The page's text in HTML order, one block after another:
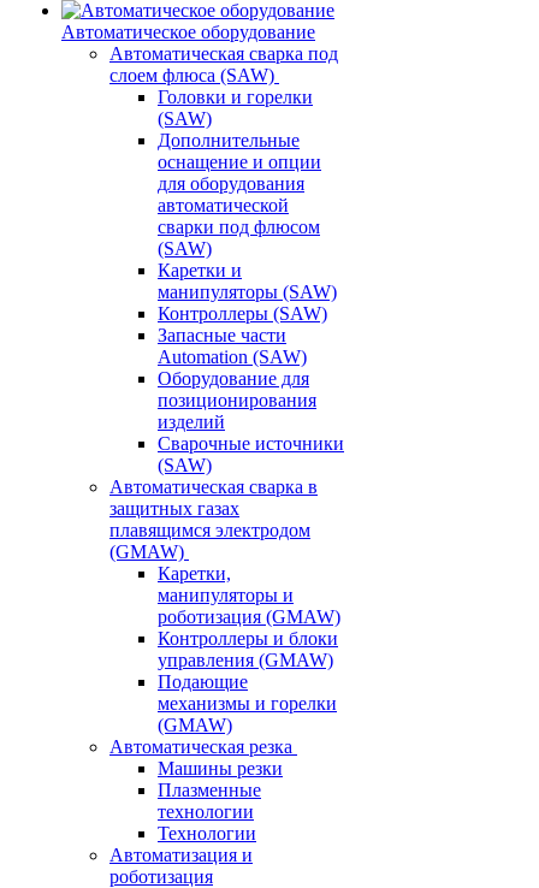
Автоматическое оборудование
Автоматическая сварка под
слоем флюса (SAW)
Головки и горелки
(SAW)
Дополнительные
оснащение и опции
для оборудования
автоматической
сварки под флюсом
(SAW)
Каретки и
манипуляторы (SAW)
Контроллеры (SAW)
Запасные части
Automation (SAW)
Оборудование для
позиционирования
изделий
Сварочные источники
(SAW)
Автоматическая сварка в
защитных газах
плавящимся электродом
(GMAW)
Каретки,
манипуляторы и
роботизация (GMAW)
Контроллеры и блоки
управления (GMAW)
Подающие
механизмы и горелки
(GMAW)
Автоматическая резка
Машины резки
Плазменные
технологии
Технологии
Автоматизация и
роботизация